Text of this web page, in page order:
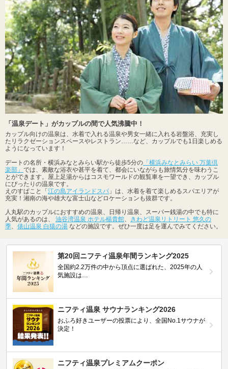
「温泉デート」がカップルの間で人気沸騰中！
カップル向けの温泉は、水着で入れる温泉や男女一緒に入れる岩盤浴、充実し
たリラクゼーションスペースやレストラン……など、カップルでも1日楽しめる
ようになっています！
デートの名所・横浜みなとみらい駅から徒歩5分の 「横浜みなとみらい 万葉倶
楽部」 では、素敵な浴衣や甚平を着て、都会にいながらも旅情気分を味わうこ
とができます。屋上足湯からはコスモワールドの観覧車を一望でき、カップル
にぴったりの温泉です。
えのすぱこと「江の島アイランドスパ 」は、水着を着て楽しめるスパエリアが
充実！湘南の海や雄大な富士山などロケーションも抜群です。
人丸駅のカップルにおすすめの温泉、日帰り温泉、スーパー銭湯の中でも特に
人気があるのは、 油谷湾温泉 ホテル楊貴館
きわど温泉リトリート 悠久の
季
俵山温泉 白猿の湯 などの施設です。ぜひ一度は足を運んでみてください。
第20回ニフティ温泉年間ランキング2025
全国約2.2万件の中から頂点に選ばれた、2025年の人
気施設は…
ニフティ温泉 サウナランキング2026
おふろ好きユーザーの投票により、全国No.1サウナが
決定！
ニフティ温泉プレミアムクーポン